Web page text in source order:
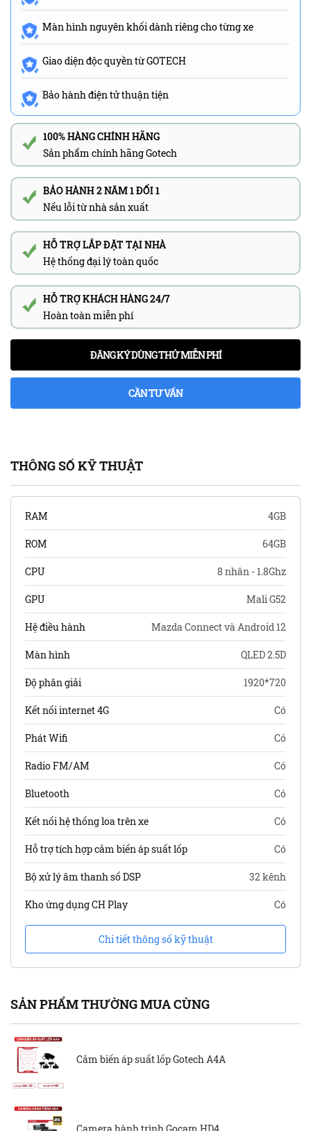
Màn hình nguyên khối dành riêng cho từng xe
Giao diện độc quyền từ GOTECH
Bảo hành điện tử thuận tiện
100% HÀNG CHÍNH HÃNG
Sản phẩm chính hãng Gotech
BẢO HÀNH 2 NĂM 1 ĐỔI 1
Nếu lỗi từ nhà sản xuất
HỖ TRỢ LẮP ĐẶT TẠI NHÀ
Hệ thống đại lý toàn quốc
HỖ TRỢ KHÁCH HÀNG 24/7
Hoàn toàn miễn phí
ĐĂNG KÝ DÙNG THỬ MIỄN PHÍ
CẦN TƯ VẤN
THÔNG SỐ KỸ THUẬT
RAM 4GB
ROM 64GB
CPU 8 nhân - 1.8Ghz
GPU Mali G52
Hệ điều hành Mazda Connect và Android 12
Màn hình QLED 2.5D
Độ phân giải 1920*720
Kết nối internet 4G Có
Phát Wifi Có
Radio FM/AM Có
Bluetooth Có
Kết nối hệ thống loa trên xe Có
Hỗ trợ tích hợp cảm biến áp suất lốp Có
Bộ xử lý âm thanh số DSP 32 kênh
Kho ứng dụng CH Play Có
Chi tiết thông số kỹ thuật
SẢN PHẨM THƯỜNG MUA CÙNG
Cảm biến áp suất lốp Gotech A4A
Camera hành trình Gocam HD4